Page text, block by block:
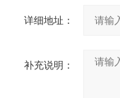
详细地址：
补充说明：